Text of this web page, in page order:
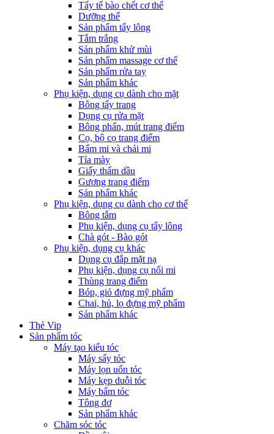
Tẩy tế bào chết cơ thể
Dưỡng thể
Sản phẩm tẩy lông
Tắm trắng
Sản phẩm khử mùi
Sản phẩm massage cơ thể
Sản phẩm rửa tay
Sản phẩm khác
Phụ kiện, dụng cụ dành cho mặt
Bông tẩy trang
Dụng cụ rửa mặt
Bông phấn, mút trang điểm
Cọ, bộ cọ trang điểm
Bấm mi và chải mi
Tỉa mày
Giấy thấm dầu
Gương trang điểm
Sản phẩm khác
Phụ kiện, dụng cụ dành cho cơ thể
Bông tắm
Phụ kiện, dụng cụ tẩy lông
Chà gót - Bào gót
Phụ kiện, dụng cụ khác
Dụng cụ đắp mặt nạ
Phụ kiện, dụng cụ nối mi
Thùng trang điểm
Bóp, giỏ đựng mỹ phẩm
Chai, hủ, lọ đựng mỹ phẩm
Sản phẩm khác
Thẻ Vip
Sản phẩm tóc
Máy tạo kiểu tóc
Máy sấy tóc
Máy lọn uốn tóc
Máy kẹp duỗi tóc
Máy bấm tóc
Tông đơ
Sản phẩm khác
Chăm sóc tóc